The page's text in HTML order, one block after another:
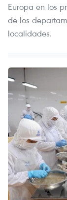
Europa en los
de los
localidades.